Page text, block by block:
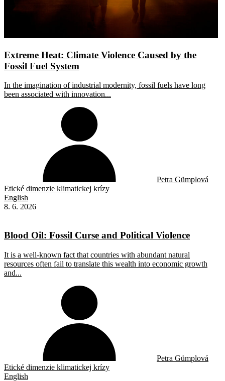
Extreme Heat: Climate Violence Caused by the
Fossil Fuel System
In the imagination of industrial modernity, fossil fuels have long
been associated with innovation...
Petra Gümplová
Etické dimenzie klimatickej krízy
English
8. 6. 2026
Blood Oil: Fossil Curse and Political Violence
It is a well-known fact that countries with abundant natural
resources often fail to translate this wealth into economic growth
and...
Petra Gümplová
Etické dimenzie klimatickej krízy
English